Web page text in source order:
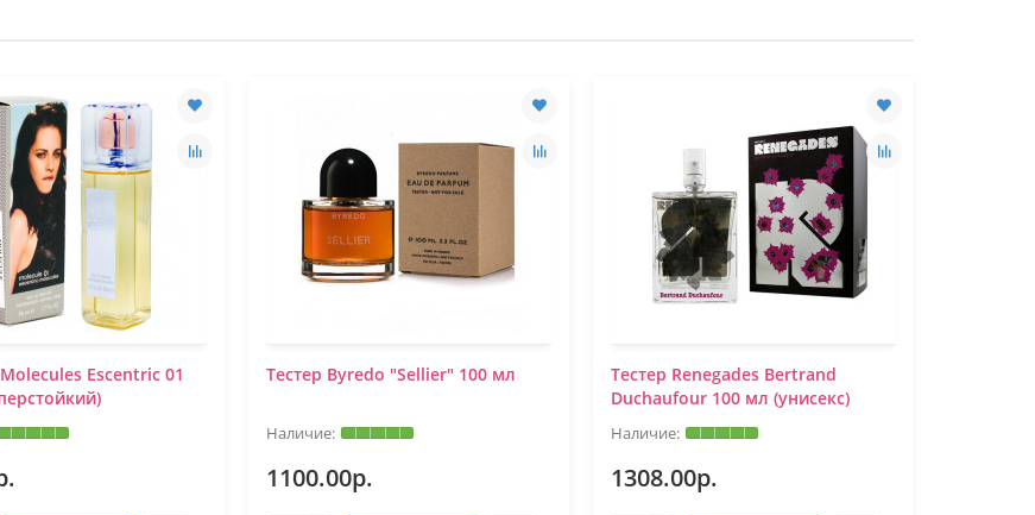
Escentric 01
Тестер Byredo "Sellier" 100 мл
1100.00р.
Тестер Renegades Bertrand
Duchaufour 100 мл (унисекс)
1308.00р.